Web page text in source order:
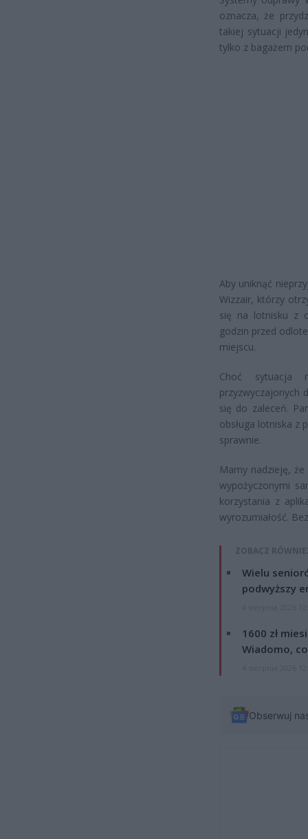
oznacza, że
takiej sytuacji
tylko z bagażem
Aby uniknąć
Wizzair, którzy
się na lotnisku z
godzin przed
miejscu.
Choć sytuacja
przyzwyczajonych
się do zaleceń.
obsługa lotniska z
sprawnie.
Mamy nadzieję,
wypożyczonymi
korzystania z
wyrozumiałość.
ZOBACZ
Wielu
podwyższy
1600 zł
Wiadomo,
Obserwuj